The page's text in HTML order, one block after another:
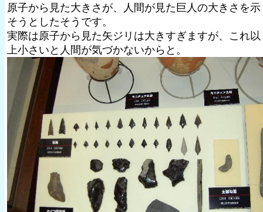
原子から見た大きさが、人間が見た巨人の大きさを示
そうとしたそうです。
実際は原子から見た矢ジリは大きすぎますが、これ以
上小さいと人間が気づかないからと。